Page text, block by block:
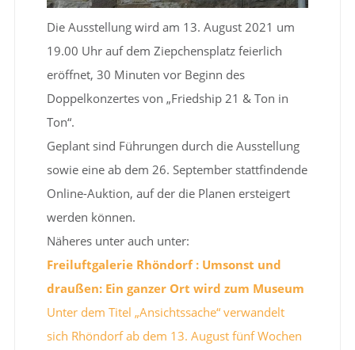
Die Ausstellung wird am 13. August 2021 um
19.00 Uhr auf dem Ziepchensplatz feierlich
eröffnet, 30 Minuten vor Beginn des
Doppelkonzertes von „Friedship 21 & Ton in
Ton“.
Geplant sind Führungen durch die Ausstellung
sowie eine ab dem 26. September stattfindende
Online-Auktion, auf der die Planen ersteigert
werden können.
Näheres unter auch unter:
Freiluftgalerie Rhöndorf : Umsonst und
draußen: Ein ganzer Ort wird zum Museum
Unter dem Titel „Ansichtssache“ verwandelt
sich Rhöndorf ab dem 13. August fünf Wochen